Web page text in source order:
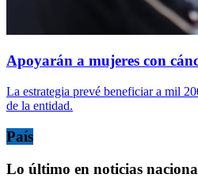
Apoyarán a mujeres con
La estrategia prevé beneficiar a mil
de la entidad.
País
Lo último en noticias